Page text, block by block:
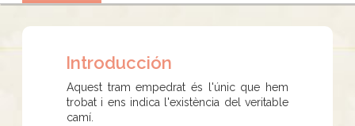
Introducción
Aquest tram empedrat és l'únic que hem
trobat i ens indica l'existència del veritable
camí.